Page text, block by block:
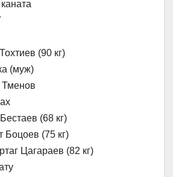
(90 кг)
(муж)
Тменов
(68 кг)
Боцоев (75 кг)
Цагараев (82 кг)